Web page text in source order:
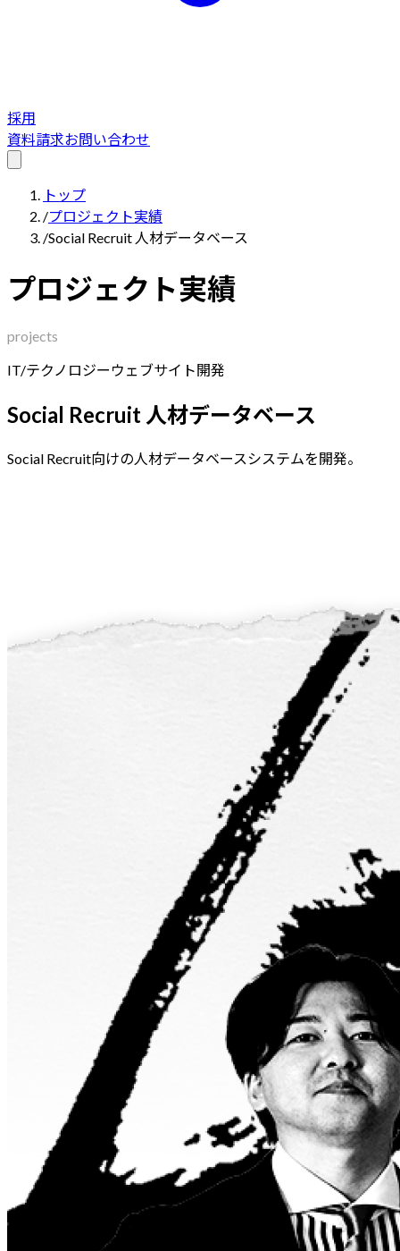
採用
資料請求お問い合わせ
トップ
/プロジェクト実績
/Social Recruit 人材データベース
プロジェクト実績
projects
IT/テクノロジー ウェブサイト開発
Social Recruit 人材データベース
Social Recruit向けの人材データベースシステムを開発。